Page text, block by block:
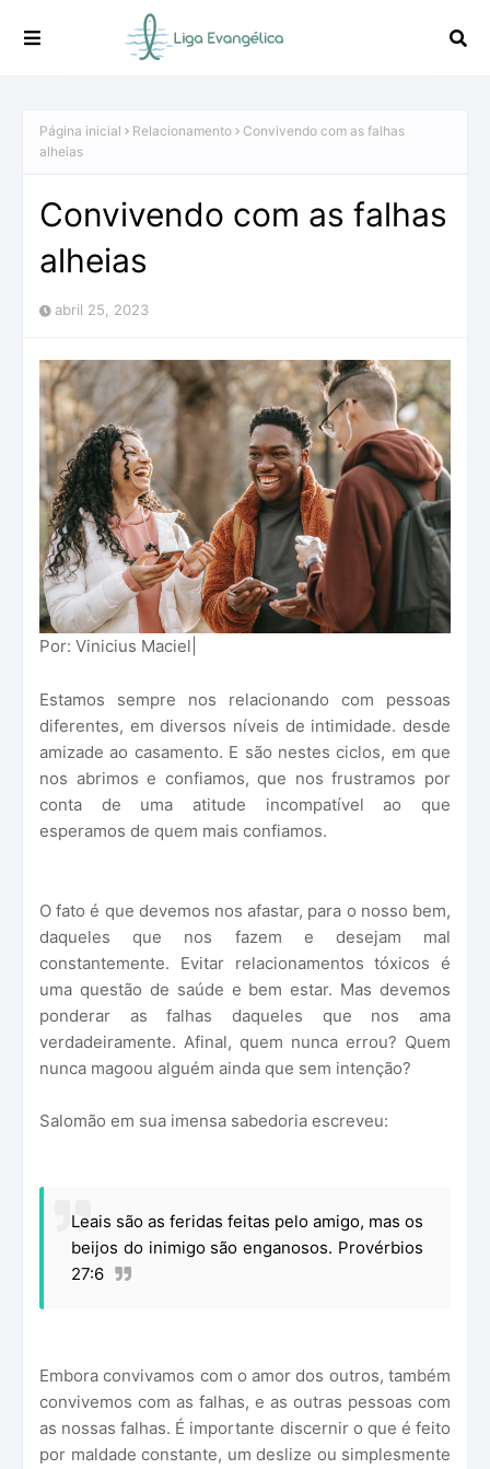
Página inicial Relacionamento
Convivendo com as falhas
alheias
Convivendo com as falhas
alheias
abril 25, 2023
Por: Vinicius Maciel|
Estamos sempre nos relacionando com pessoas
diferentes, em diversos níveis de intimidade. desde
amizade ao casamento. E são nestes ciclos, em que
nos abrimos e confiamos, que nos frustramos por
conta de uma atitude incompatível ao que
esperamos de quem mais confiamos.
O fato é que devemos nos afastar, para o nosso bem,
daqueles que nos fazem e desejam mal
constantemente. Evitar relacionamentos tóxicos é
uma questão de saúde e bem estar. Mas devemos
ponderar as falhas daqueles que nos ama
verdadeiramente. Afinal, quem nunca errou? Quem
nunca magoou alguém ainda que sem intenção?
Salomão em sua imensa sabedoria escreveu:
Leais são as feridas feitas pelo amigo, mas os
beijos do inimigo são enganosos. Provérbios
27:6
Embora convivamos com o amor dos outros, também
convivemos com as falhas, e as outras pessoas com
as nossas falhas. É importante discernir o que é feito
por maldade constante, um deslize ou simplesmente